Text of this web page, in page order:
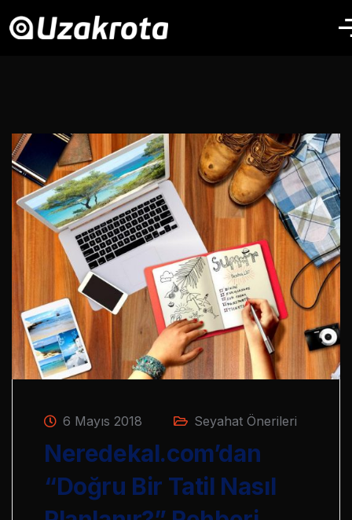
6 Mayıs 2018 Seyahat Önerileri
Neredekal.com’dan
“Doğru Bir Tatil Nasıl